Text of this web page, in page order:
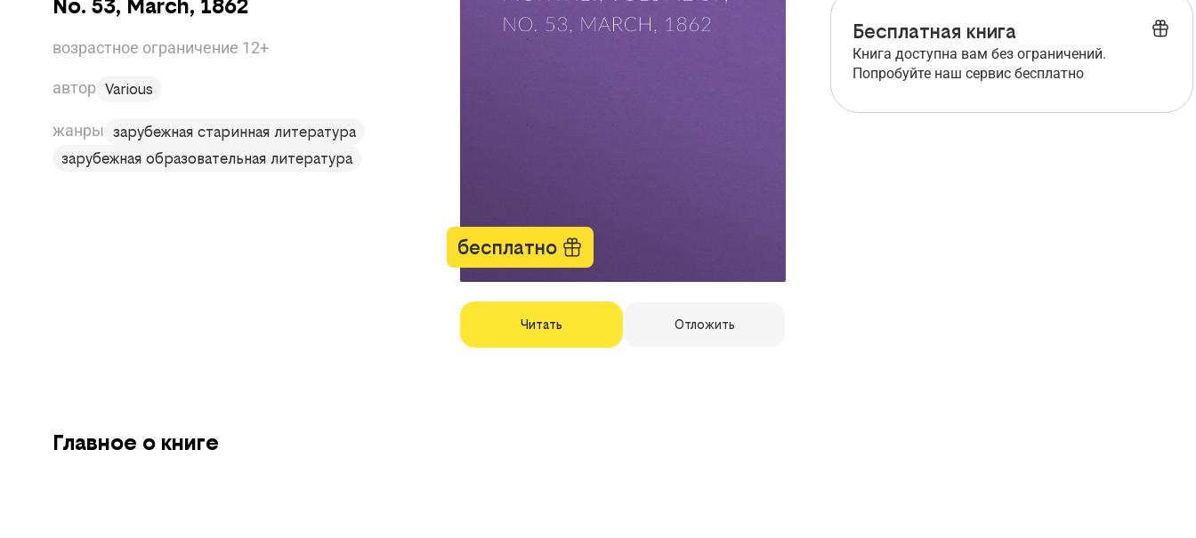
No. 53, March, 1862
возрастное ограничение 12+
автор Various
жанры зарубежная старинная литература
зарубежная образовательная литература
бесплатно
Читать Отложить
Бесплатная книга
Книга доступна вам без ограничений.
Попробуйте наш сервис бесплатно
Главное о книге